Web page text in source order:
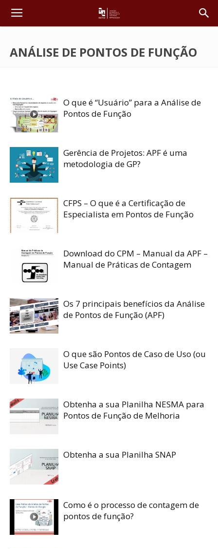
ANÁLISE DE PONTOS DE FUNÇÃO
O que é “Usuário” para a Análise de
Pontos de Função
Gerência de Projetos: APF é uma
metodologia de GP?
CFPS – O que é a Certificação de
Especialista em Pontos de Função
Download do CPM – Manual da APF –
Manual de Práticas de Contagem
Os 7 principais benefícios da Análise
de Pontos de Função (APF)
O que são Pontos de Caso de Uso (ou
Use Case Points)
Obtenha a sua Planilha NESMA para
Pontos de Função de Melhoria
Obtenha a sua Planilha SNAP
Como é o processo de contagem de
pontos de função?